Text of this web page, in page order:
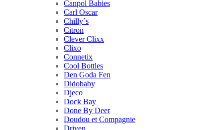
Canpol Babies
Carl Oscar
Chilly´s
Citron
Clever Clixx
Clixo
Connetix
Cool Bottles
Den Goda Fen
Didobaby
Djeco
Dock Bay
Done By Deer
Doudou et Compagnie
Driven